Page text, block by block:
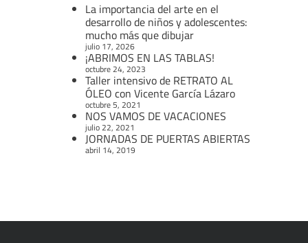
La importancia del arte en el
desarrollo de niños y adolescentes:
mucho más que dibujar
julio 17, 2026
¡ABRIMOS EN LAS TABLAS!
octubre 24, 2023
Taller intensivo de RETRATO AL
ÓLEO con Vicente García Lázaro
octubre 5, 2021
NOS VAMOS DE VACACIONES
julio 22, 2021
JORNADAS DE PUERTAS ABIERTAS
abril 14, 2019